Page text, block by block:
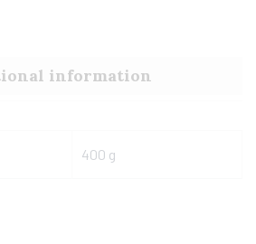
information
400 g